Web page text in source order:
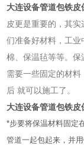
大连设备管道包铁皮
皮更是重要的，其
们准备好材料，工
棉、保温毡等等。
需要一些固定的材
后 就可以施工了。
大连设备管道包铁皮
*步要将保温材料固定
管道一起包起来，并